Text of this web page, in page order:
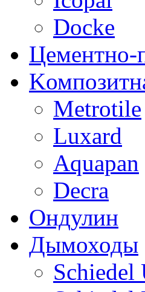
Docke
Цементно-
Metrotile
Luxard
Aquapan
Decra
Oндулин
Дымоходы
Sсhiedel